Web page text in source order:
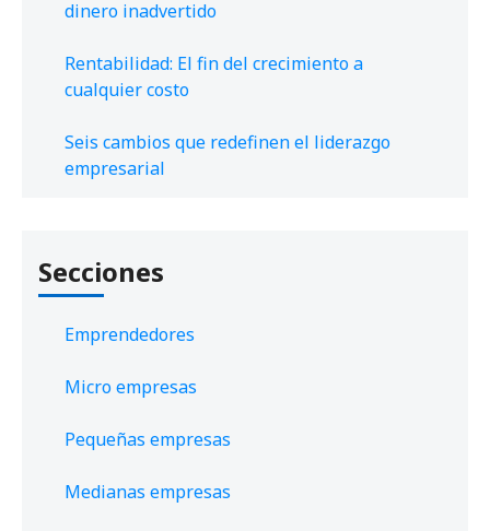
dinero inadvertido
Rentabilidad: El fin del crecimiento a
cualquier costo
Seis cambios que redefinen el liderazgo
empresarial
Secciones
Emprendedores
Micro empresas
Pequeñas empresas
Medianas empresas